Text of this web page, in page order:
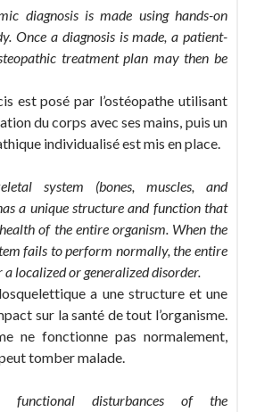
diagnosis is made using hands-on
Once a diagnosis is made, a patient-
treatment plan may then be
est posé par l’ostéopathe utilisant
du corps avec ses mains, puis un
individualisé est mis en place.
system (bones, muscles, and
a unique structure and function that
of the entire organism. When the
fails to perform normally, the entire
localized or generalized disorder.
a une structure et une
sur la santé de tout l’organisme.
ne fonctionne pas normalement,
tomber malade.
functional disturbances of the